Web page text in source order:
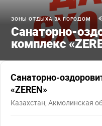
ЗОНЫ ОТДЫХА ЗА ГОРОДОМ
Санаторно-
комплекс
Санаторно-
«ZEREN»
Казахстан, Акмолинская